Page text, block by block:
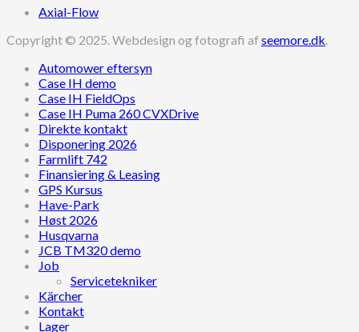
Axial-Flow
Copyright © 2025. Webdesign og fotografi af seemore.dk.
Automower eftersyn
Case IH demo
Case IH FieldOps
Case IH Puma 260 CVXDrive
Direkte kontakt
Disponering 2026
Farmlift 742
Finansiering & Leasing
GPS Kursus
Have-Park
Høst 2026
Husqvarna
JCB TM320 demo
Job
Servicetekniker
Kärcher
Kontakt
Lager